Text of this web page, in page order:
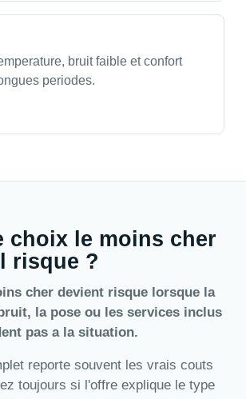
bruit faible et confort
periodes.
choix le moins cher
risque ?
cher devient risque lorsque la
la pose ou les services inclus
pas a la situation.
reporte souvent les vrais couts
toujours si l'offre explique le type